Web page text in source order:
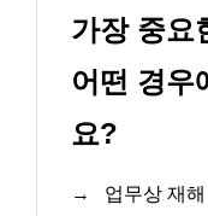
가장 중요
어떤 경우
요?
→
업무상 재